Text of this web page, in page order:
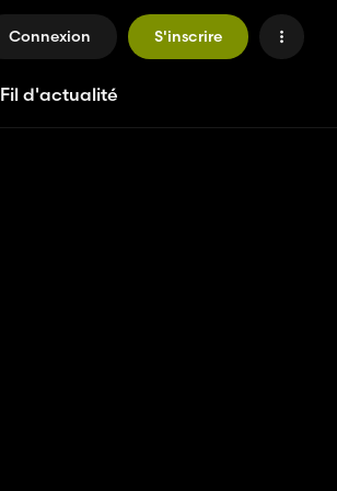
Connexion S'inscrire
Fil d'actualité